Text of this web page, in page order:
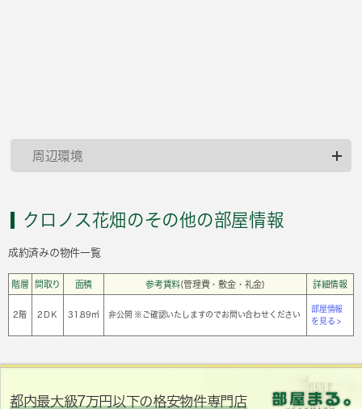
周辺環境
クロノス花畑のその他の部屋情報
成約済みの物件一覧
階層 間取り 面積 参考賃料(管理費・敷金・礼金) 詳細情報
2階 2ＤＫ 31.89㎡ 非公開 ※ご確認いたしますのでお問い合わせください
部屋情報
を見る >
都内最大級7万円以下の格安物件専門店